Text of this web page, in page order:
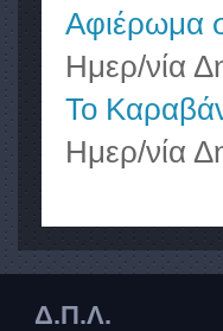
Αφιέρωμα
Ημερ/νία
Το
Ημερ/νία
Δ.Π.Λ.